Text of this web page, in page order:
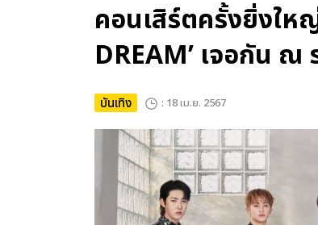
คอนเสิร์ตครั้งยิ่งให
DREAM’ เจอกัน
บันเทิง : 18 เม.ย. 2567